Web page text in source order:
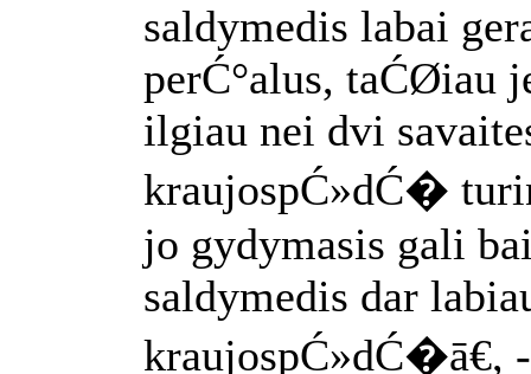
saldymedis labai
perĆ°alus,
ilgiau nei dvi
kraujospĆ»dĆ�
jo gydymasis gali
saldymedis dar
kraujospĆ»dĆ�ā€,